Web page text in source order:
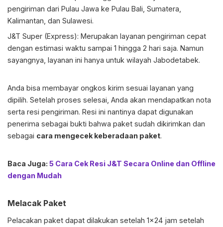
pengiriman dari Pulau Jawa ke Pulau Bali, Sumatera,
Kalimantan, dan Sulawesi.
J&T Super (Express): Merupakan layanan pengiriman cepat
dengan estimasi waktu sampai 1 hingga 2 hari saja. Namun
sayangnya, layanan ini hanya untuk wilayah Jabodetabek.
Anda bisa membayar ongkos kirim sesuai layanan yang
dipilih. Setelah proses selesai, Anda akan mendapatkan nota
serta resi pengiriman. Resi ini nantinya dapat digunakan
penerima sebagai bukti bahwa paket sudah dikirimkan dan
sebagai cara mengecek keberadaan paket.
Baca Juga: 5 Cara Cek Resi J&T Secara Online dan Offline
dengan Mudah
Melacak Paket
Pelacakan paket dapat dilakukan setelah 1×24 jam setelah